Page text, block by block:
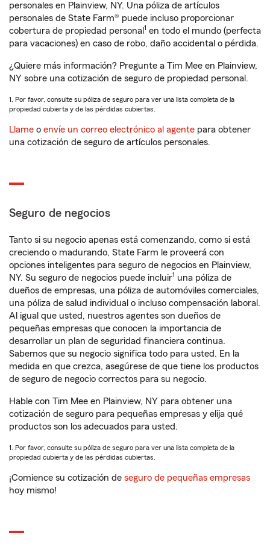
personales en Plainview, NY. Una póliza de artículos
personales de State Farm® puede incluso proporcionar
cobertura de propiedad personal 1 en todo el mundo (perfecta
para vacaciones) en caso de robo, daño accidental o pérdida.
¿Quiere más información? Pregunte a Tim Mee en Plainview,
NY sobre una cotización de seguro de propiedad personal.
1. Por favor, consulte su póliza de seguro para ver una lista completa de la
propiedad cubierta y de las pérdidas cubiertas.
Llame o envíe un correo electrónico al agente para obtener
una cotización de seguro de artículos personales.
Seguro de negocios
Tanto si su negocio apenas está comenzando, como si está
creciendo o madurando, State Farm le proveerá con
opciones inteligentes para seguro de negocios en Plainview,
NY. Su seguro de negocios puede incluir1 una póliza de
dueños de empresas, una póliza de automóviles comerciales,
una póliza de salud individual o incluso compensación laboral.
Al igual que usted, nuestros agentes son dueños de
pequeñas empresas que conocen la importancia de
desarrollar un plan de seguridad financiera continua.
Sabemos que su negocio significa todo para usted. En la
medida en que crezca, asegúrese de que tiene los productos
de seguro de negocio correctos para su negocio.
Hable con Tim Mee en Plainview, NY para obtener una
cotización de seguro para pequeñas empresas y elija qué
productos son los adecuados para usted.
1. Por favor, consulte su póliza de seguro para ver una lista completa de la
propiedad cubierta y de las pérdidas cubiertas.
¡Comience su cotización de seguro de pequeñas empresas
hoy mismo!